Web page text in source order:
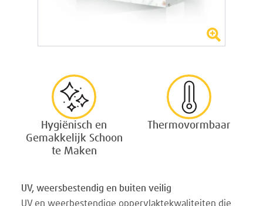
Hygiënisch en
Gemakkelijk Schoon
te Maken
Thermovormbaar
UV, weersbestendig en buiten veilig
UV en weerbestendige oppervlaktekwaliteiten die